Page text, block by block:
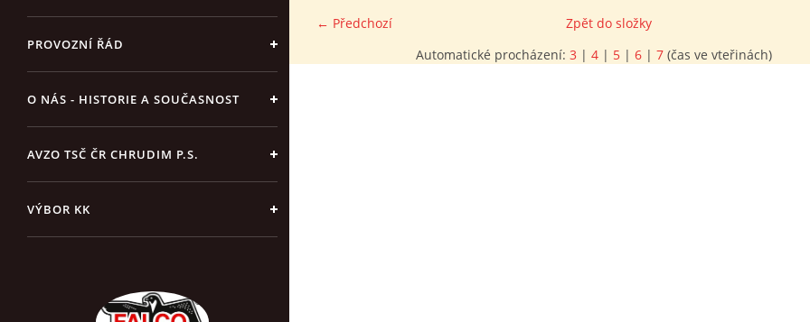
PROVOZNÍ ŘÁD
O NÁS - HISTORIE A SOUČASNOST
AVZO TSČ ČR CHRUDIM P.S.
VÝBOR KK
← Předchozí
Zpět do složky
Automatické procházení: 3 | 4 | 5 | 6 | 7 (čas ve vteřinách)